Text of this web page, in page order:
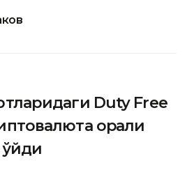
Duty Free
орқали